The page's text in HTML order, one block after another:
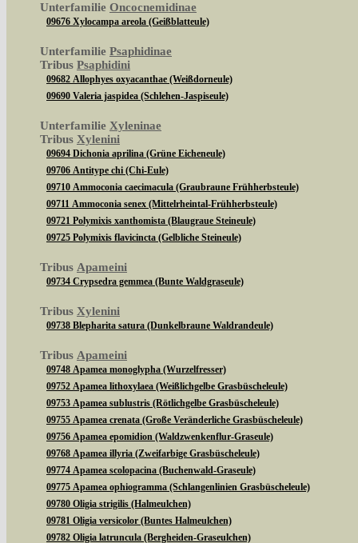
Unterfamilie Oncocnemidinae
09676 Xylocampa areola (Geißblatteule)
Unterfamilie Psaphidinae
Tribus Psaphidini
09682 Allophyes oxyacanthae (Weißdorneule)
09690 Valeria jaspidea (Schlehen-Jaspiseule)
Unterfamilie Xyleninae
Tribus Xylenini
09694 Dichonia aprilina (Grüne Eicheneule)
09706 Antitype chi (Chi-Eule)
09710 Ammoconia caecimacula (Graubraune Frühherbsteule)
09711 Ammoconia senex (Mittelrheintal-Frühherbsteule)
09721 Polymixis xanthomista (Blaugraue Steineule)
09725 Polymixis flavicincta (Gelbliche Steineule)
Tribus Apameini
09734 Crypsedra gemmea (Bunte Waldgraseule)
Tribus Xylenini
09738 Blepharita satura (Dunkelbraune Waldrandeule)
Tribus Apameini
09748 Apamea monoglypha (Wurzelfresser)
09752 Apamea lithoxylaea (Weißlichgelbe Grasbüscheleule)
09753 Apamea sublustris (Rötlichgelbe Grasbüscheleule)
09755 Apamea crenata (Große Veränderliche Grasbüscheleule)
09756 Apamea epomidion (Waldzwenkenflur-Graseule)
09768 Apamea illyria (Zweifarbige Grasbüscheleule)
09774 Apamea scolopacina (Buchenwald-Graseule)
09775 Apamea ophiogramma (Schlangenlinien Grasbüscheleule)
09780 Oligia strigilis (Halmeulchen)
09781 Oligia versicolor (Buntes Halmeulchen)
09782 Oligia latruncula (Bergheiden-Graseulchen)